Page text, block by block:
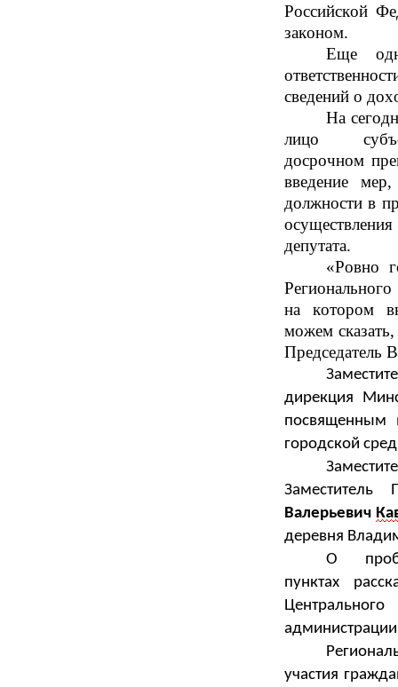
Российской
законом.
Еще
сведений о
На
лицо
досрочном
введение
должности в
депутата.
«Ровно
на котором
можем
дирекция
посвященным
городской
Заместитель
Валерьевич
деревня
О
пунктах
участия